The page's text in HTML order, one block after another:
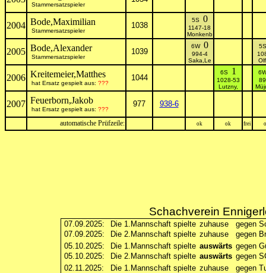
Stammersatzspieler
2004 Bode,Maximilian
Stammersatzspieler
1038
5S 0
1147-18
Monkenb
2005 Bode,Alexander
Stammersatzspieler
1039
6W 0
994-4
Saka,Le
2006 Kreitemeier,Matthes
hat Ersatz gespielt aus: ???
1044
6S 1
1028-53
Lutzny,
2007 Feuerborn,Jakob
hat Ersatz gespielt aus: ???
977 938-6
automatische Prüfzeile: ok ok frei
Schachverein
07.09.2025: Die 1.Mannschaft spielte zuhause
gegen
07.09.2025:
Die 2.Mannschaft spielte zuhause
gegen
05.10.2025:
Die 1.Mannschaft spielte auswärts gegen
05.10.2025:
Die 2.Mannschaft spielte auswärts gegen
02.11.2025:
Die 1.Mannschaft spielte zuhause
gegen